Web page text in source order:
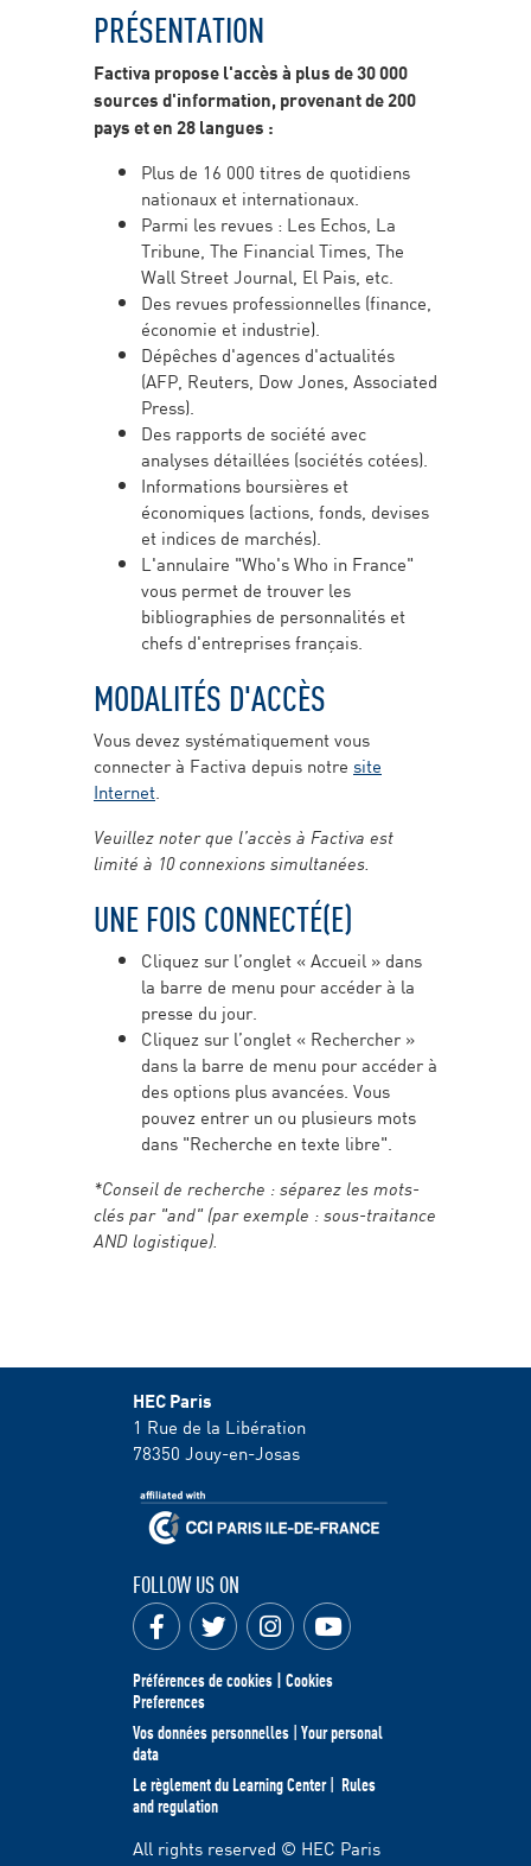
PRÉSENTATION
Factiva propose l'accès à plus de 30 000
sources d'information, provenant de 200
pays et en 28 langues :
Plus de 16 000 titres de quotidiens
nationaux et internationaux.
Parmi les revues : Les Echos, La
Tribune, The Financial Times, The
Wall Street Journal, El Pais, etc.
Des revues professionnelles (finance,
économie et industrie).
Dépêches d'agences d'actualités
(AFP, Reuters, Dow Jones, Associated
Press).
Des rapports de société avec
analyses détaillées (sociétés cotées).
Informations boursières et
économiques (actions, fonds, devises
et indices de marchés).
L'annulaire "Who's Who in France"
vous permet de trouver les
bibliographies de personnalités et
chefs d'entreprises français.
MODALITÉS D'ACCÈS
Vous devez systématiquement vous
connecter à Factiva depuis notre site
Internet.
Veuillez noter que l’accès à Factiva est
limité à 10 connexions simultanées.
UNE FOIS CONNECTÉ(E)
Cliquez sur l’onglet « Accueil » dans
la barre de menu pour accéder à la
presse du jour.
Cliquez sur l’onglet « Rechercher »
dans la barre de menu pour accéder à
des options plus avancées. Vous
pouvez entrer un ou plusieurs mots
dans "Recherche en texte libre".
*Conseil de recherche : séparez les mots-
clés par "and" (par exemple : sous-traitance
AND logistique).
HEC Paris
1 Rue de la Libération
78350 Jouy-en-Josas
FOLLOW US ON
Préférences de cookies | Cookies
Preferences
Vos données personnelles | Your personal
data
Le règlement du Learning Center| Rules
and regulation
All rights reserved © HEC Paris